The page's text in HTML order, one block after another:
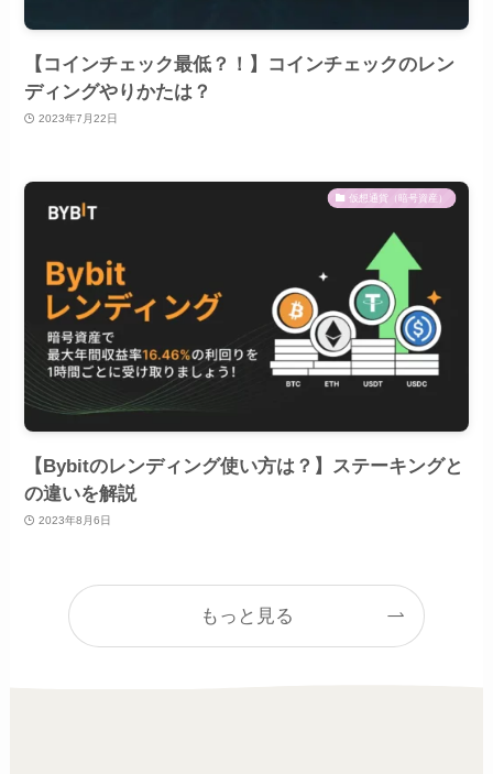
【コインチェック最低？！】コインチェックのレン
ディングやりかたは？
2023年7月22日
仮想通貨（暗号資産）
【Bybitのレンディング使い方は？】ステーキングと
の違いを解説
2023年8月6日
もっと見る